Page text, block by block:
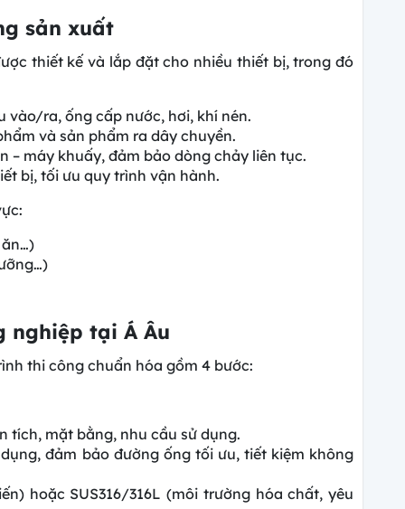
sản xuất
thiết kế và lắp đặt cho nhiều thiết bị, trong đó
vào/ra, ống cấp nước, hơi, khí nén.
và sản phẩm ra dây chuyền.
– máy khuấy, đảm bảo dòng chảy liên tục.
bị, tối ưu quy trình vận hành.
nghiệp tại Á Âu
thi công chuẩn hóa gồm 4 bước:
tích, mặt bằng, nhu cầu sử dụng.
đảm bảo đường ống tối ưu, tiết kiệm không
hoặc SUS316/316L (môi trường hóa chất, yêu